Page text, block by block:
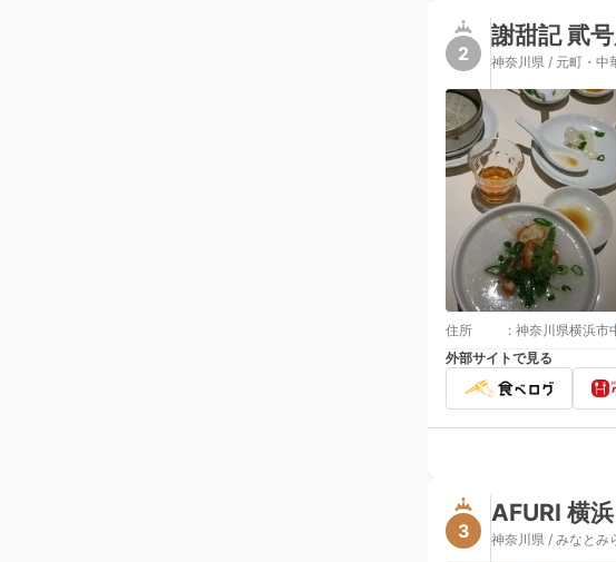
2
謝甜記 貮
神奈川県 / 元町・中
住所 : 神奈川県横浜市
外部サイトで見る
3
AFURI 横
神奈川県 / みなとみ